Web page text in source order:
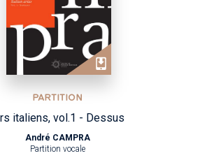
PARTITION
italiens, vol.1 - Dessus
André CAMPRA
Partition vocale